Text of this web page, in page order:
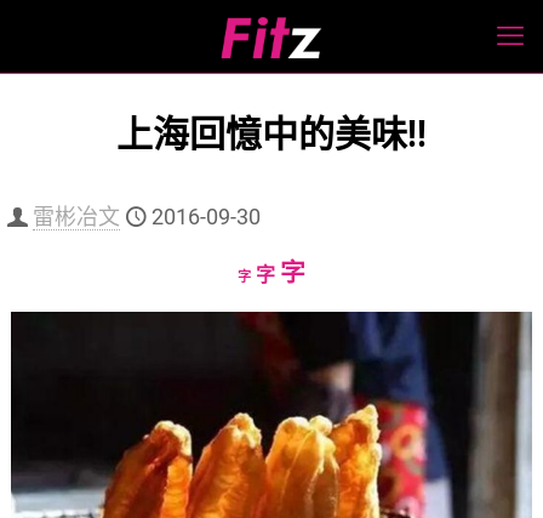
上海回憶中的美味!!
雷彬冶文 2016-09-30
字Decrease
size.
字Reset
size.
字Increase
size.